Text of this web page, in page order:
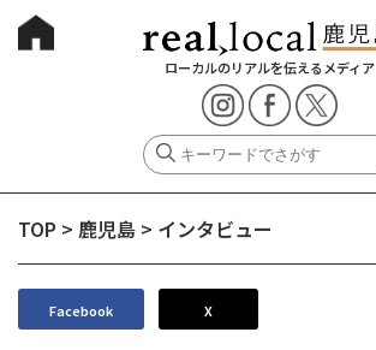
ローカルのリアルを伝えるメディア
TOP > 鹿児島 > インタビュー
Facebook X